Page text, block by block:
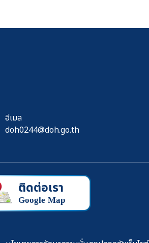
อีเมล
doh0244@doh.go.th